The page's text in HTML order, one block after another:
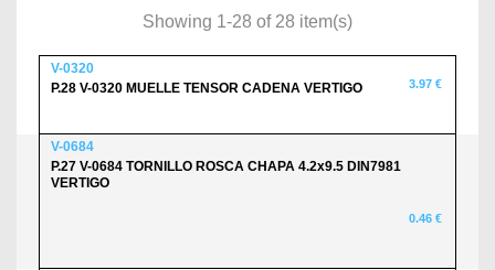
Showing 1-28 of 28 item(s)
V-0320
P.28 V-0320 MUELLE TENSOR CADENA VERTIGO
3.97 €
V-0684
P.27 V-0684 TORNILLO ROSCA CHAPA 4.2x9.5 DIN7981
VERTIGO
0.46 €